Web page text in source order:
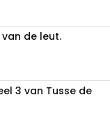
de leut.
3 van Tusse de